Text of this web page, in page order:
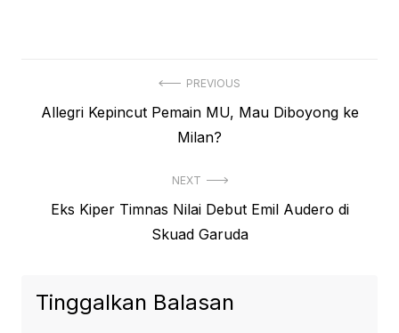
pos
PREVIOUS
Previous
Allegri Kepincut Pemain MU, Mau Diboyong ke
Milan?
NEXT
NextEks Kiper Timnas Nilai Debut Emil Audero di
Skuad Garuda
Tinggalkan Balasan